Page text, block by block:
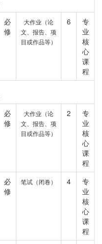
必
修
大作业（论
文、报告、项
目或作品等）
6
专
业
核
心
课
程
必
修
大作业（论
文、报告、项
目或作品等）
2
专
业
核
心
课
程
必
修
笔试（闭卷） 4
专
业
核
心
课
程